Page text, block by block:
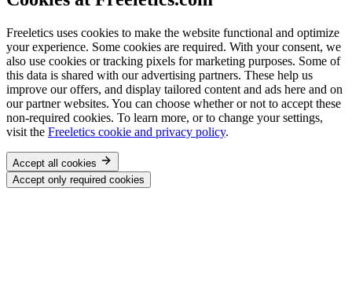
Freeletics uses cookies to make the website functional and optimize
your experience. Some cookies are required. With your consent, we
also use cookies or tracking pixels for marketing purposes. Some of
this data is shared with our advertising partners. These help us
improve our offers, and display tailored content and ads here and on
our partner websites. You can choose whether or not to accept these
non-required cookies. To learn more, or to change your settings,
visit the Freeletics cookie and privacy policy.
Accept all cookies
Accept only required cookies